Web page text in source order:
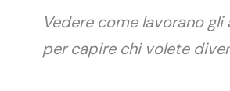
Vedere come lavorano
per capire chi volete